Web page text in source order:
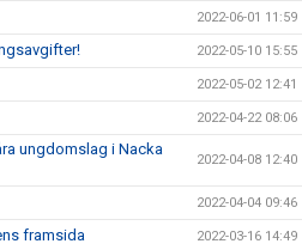
2022-06-01 11:59
2022-05-10 15:55
2022-05-02 12:41
2022-04-22 08:06
ungdomslag i Nacka
2022-04-08 12:40
2022-04-04 09:46
framsida 2022-03-16 14:49